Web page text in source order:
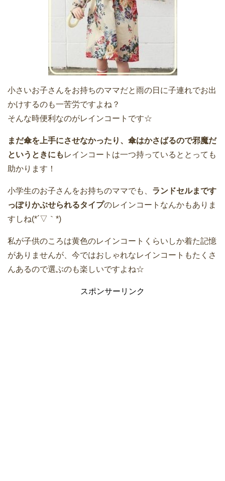
小さいお子さんをお持ちのママだと雨の日に子連れでお出
かけするのも一苦労ですよね？
そんな時便利なのがレインコートです☆
まだ傘を上手にさせなかったり、傘はかさばるので邪魔だ
というときにも レインコートは一つ持っているととっても
助かります！
小学生のお子さんをお持ちのママでも、 ランドセルまです
っぽりかぶせられるタイプのレインコートなんかもありま
すしね(*´▽｀*)
私が子供のころは黄色のレインコートくらいしか着た記憶
がありませんが、今ではおしゃれなレインコートもたくさ
んあるので選ぶのも楽しいですよね☆
スポンサーリンク